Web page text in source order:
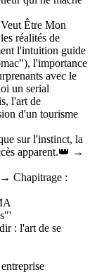
Être Mon
réalités de
l'intuition guide
l'importance
avec le
un serial
l'art de
d'un tourisme
sur l'instinct, la
apparent.👑 →
Chapitrage :
: l'art de se